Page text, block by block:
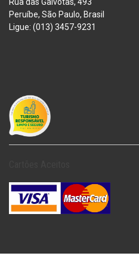
Peruíbe, São Paulo, Brasil
Ligue: (013) 3457-9231